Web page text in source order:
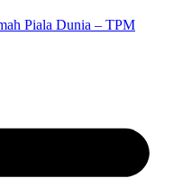
Piala Dunia – TPM